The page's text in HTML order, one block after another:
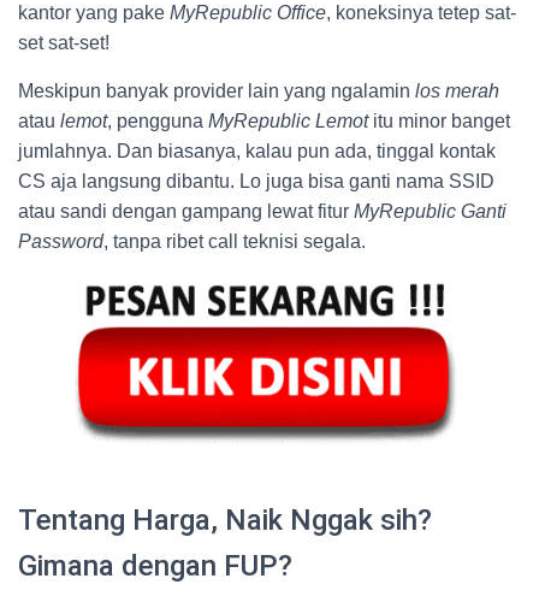
kantor yang pake MyRepublic Office, koneksinya tetep sat-
set sat-set!
Meskipun banyak provider lain yang ngalamin los merah
atau lemot, pengguna MyRepublic Lemotitu minor banget
jumlahnya. Dan biasanya, kalau pun ada, tinggal kontak
CS aja langsung dibantu. Lo juga bisa ganti nama SSID
atau sandi dengan gampang lewat fitur MyRepublic Ganti
Password, tanpa ribet call teknisi segala.
Tentang Harga, Naik Nggak sih?
Gimana dengan FUP?